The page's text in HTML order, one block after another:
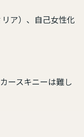
ア）、自己女性化
ースキニーは難し